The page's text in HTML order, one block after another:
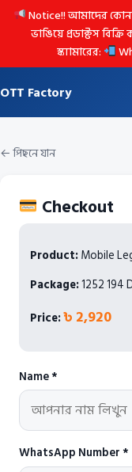
Notice!! আমাদের
ভাঙিয়ে প্রডাক্টস
স্ক্যামারের:
OTT Factory
← পিছনে যান
Checkout
Product:Mobile
Package:1252 194
Price:৳ 2,920
Name *
WhatsApp Number *